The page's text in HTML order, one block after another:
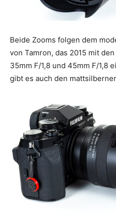
Beide Zooms folgen dem
von Tamron, das 2015 mit
35mm F/1,8 und 45mm F/1,8
gibt es auch den